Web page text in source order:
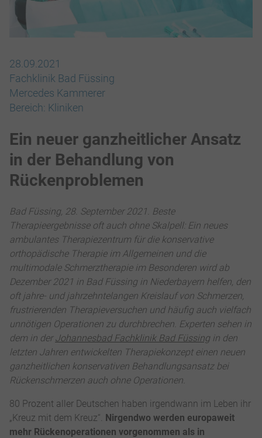
28.09.2021
Fachklinik Bad Füssing
Mercedes Kammerer
Bereich: Kliniken
Ein neuer ganzheitlicher Ansatz
in der Behandlung von
Rückenproblemen
Bad Füssing, 28. September 2021. Beste
Therapieergebnisse oft auch ohne Skalpell: Ein neues
ambulantes Therapiezentrum für die konservative
orthopädische Therapie im Allgemeinen und die
multimodale Schmerztherapie im Besonderen wird ab
Dezember 2021 in Bad Füssing in Niederbayern helfen, den
oft jahre- und jahrzehntelangen Kreislauf von Schmerzen,
frustrierenden Therapieversuchen und häufig auch vielfach
unnötigen Operationen zu durchbrechen. Experten sehen in
dem in derJohannesbad Fachklinik Bad Füssingin den
letzten Jahren entwickelten Therapiekonzept einen neuen
ganzheitlichen konservativen Behandlungsansatz bei
Rückenschmerzen auch ohne Operationen.
80 Prozent aller Deutschen haben irgendwann im Leben ihr
„Kreuz mit dem Kreuz“. Nirgendwo werden europaweit
mehr Rückenoperationen vorgenommen als in